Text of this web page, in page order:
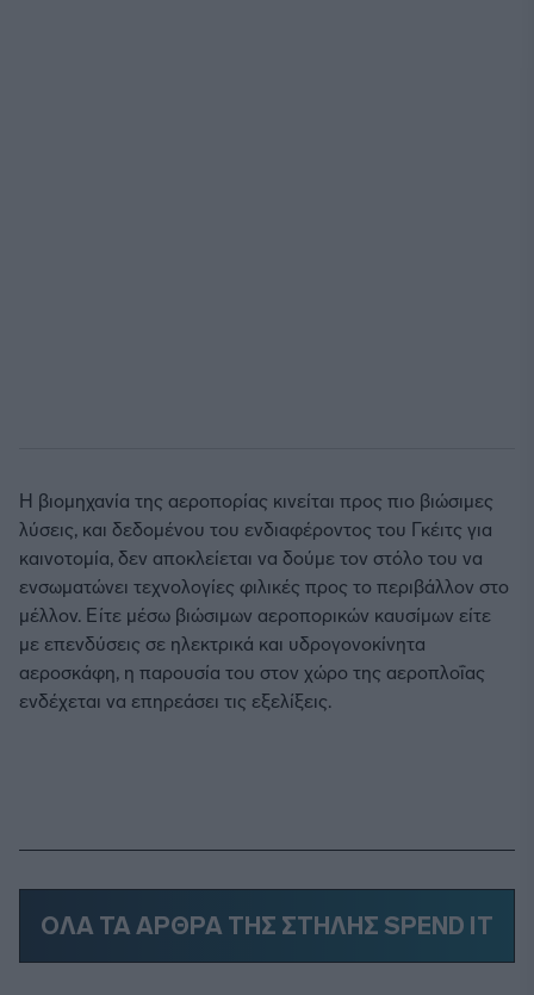
Η βιομηχανία της αεροπορίας κινείται προς πιο βιώσιμες
λύσεις, και δεδομένου του ενδιαφέροντος του Γκέιτς για
καινοτομία, δεν αποκλείεται να δούμε τον στόλο του να
ενσωματώνει τεχνολογίες φιλικές προς το περιβάλλον στο
μέλλον. Είτε μέσω βιώσιμων αεροπορικών καυσίμων είτε
με επενδύσεις σε ηλεκτρικά και υδρογονοκίνητα
αεροσκάφη, η παρουσία του στον χώρο της αεροπλοΐας
ενδέχεται να επηρεάσει τις εξελίξεις.
ΟΛΑ ΤΑ ΑΡΘΡΑ ΤΗΣ ΣΤΗΛΗΣ SPEND IT